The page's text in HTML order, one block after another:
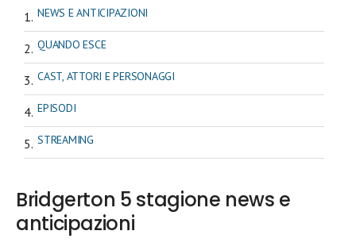
NEWS E ANTICIPAZIONI
QUANDO ESCE
CAST, ATTORI E PERSONAGGI
EPISODI
STREAMING
Bridgerton 5 stagione news e
anticipazioni